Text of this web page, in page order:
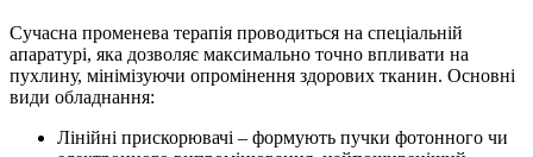
Сучасна променева терапія проводиться на спеціальній
апаратурі, яка дозволяє максимально точно впливати на
пухлину, мінімізуючи опромінення здорових тканин. Основні
види обладнання:
Лінійні прискорювачі – формують пучки фотонного чи